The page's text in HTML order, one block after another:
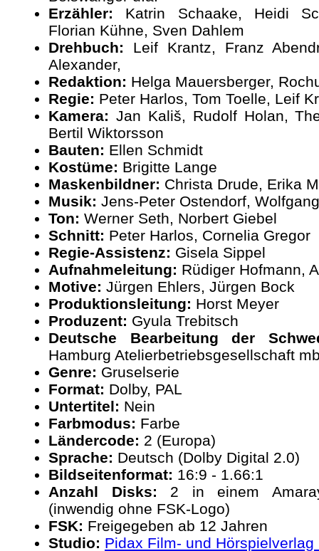
Erzähler: Katrin Schaake, Heidi
Florian Kühne, Sven Dahlem
Drehbuch: Leif Krantz, Franz
Alexander,
Redaktion: Helga Mauersberger,
Regie: Peter Harlos, Tom Toelle, Leif
Kamera: Jan Kališ, Rudolf Holan,
Bertil Wiktorsson
Bauten: Ellen Schmidt
Kostüme: Brigitte Lange
Maskenbildner: Christa Drude, Erika
Musik: Jens-Peter Ostendorf,
Ton: Werner Seth, Norbert Giebel
Schnitt: Peter Harlos, Cornelia Gregor
Regie-Assistenz: Gisela Sippel
Aufnahmeleitung: Rüdiger Hofmann,
Motive: Jürgen Ehlers, Jürgen Bock
Produktionsleitung: Horst Meyer
Produzent: Gyula Trebitsch
Deutsche Bearbeitung der
Hamburg Atelierbetriebsgesellschaft
Genre: Gruselserie
Format: Dolby, PAL
Untertitel: Nein
Farbmodus: Farbe
Ländercode: 2 (Europa)
Sprache: Deutsch (Dolby Digital 2.0)
Bildseitenformat: 16:9 - 1.66:1
Anzahl Disks: 2 in einem
(inwendig ohne FSK-Logo)
FSK: Freigegeben ab 12 Jahren
Studio: Pidax Film- und Hörspielverlag